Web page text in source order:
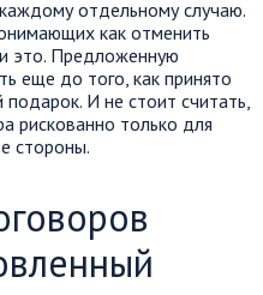
отдельному случаю.
как отменить
это. Предложенную
еще до того, как принято
И не стоит считать,
рискованно только для
стороны.